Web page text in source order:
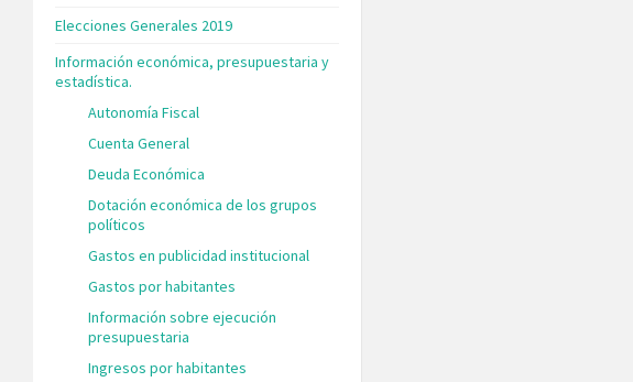
Elecciones Generales 2019
Información económica, presupuestaria y
estadística.
Autonomía Fiscal
Cuenta General
Deuda Económica
Dotación económica de los grupos
políticos
Gastos en publicidad institucional
Gastos por habitantes
Información sobre ejecución
presupuestaria
Ingresos por habitantes